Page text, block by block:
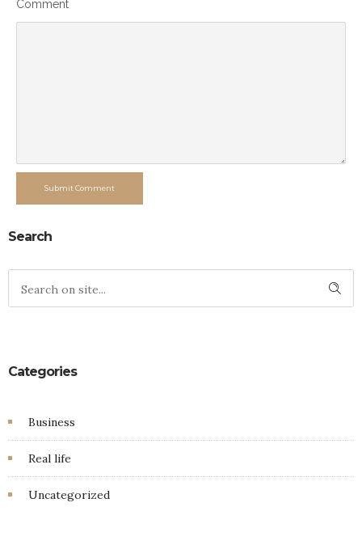
Comment
Submit Comment
Search
Categories
Business
Real life
Uncategorized